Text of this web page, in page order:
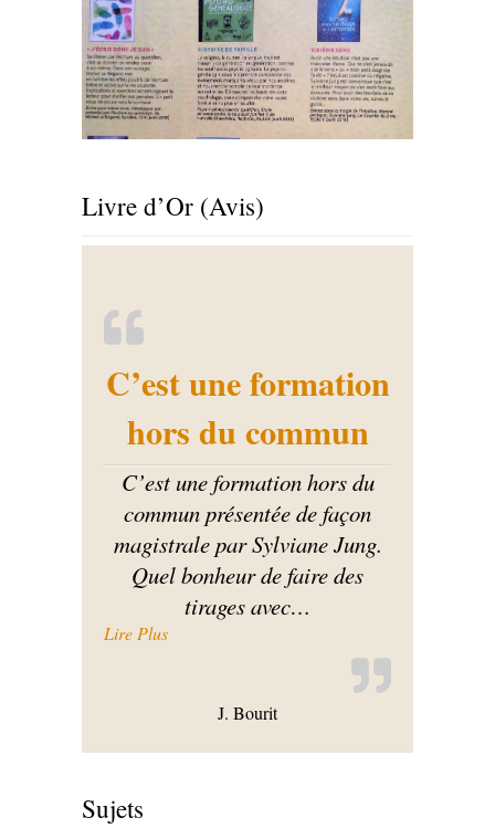
Livre d’Or (Avis)
C’est une formation
hors du commun
C’est une formation hors du
commun présentée de façon
magistrale par Sylviane Jung.
Quel bonheur de faire des
tirages avec…
Lire Plus« C’est une formation hors du commun »
J. Bourit
Sujets